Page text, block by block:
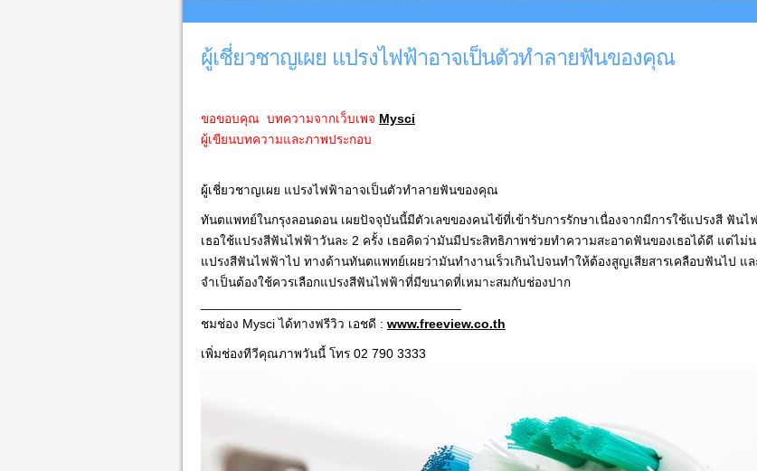
ผู้เชี่ยวชาญเผย แปรงไฟฟ้าอาจเป็นตัวทำลายฟันของคุณ
ขอขอบคุณ บทความจากเว็บเพจ Mysci
ผู้เขียนบทความและภาพประกอบ
ผู้เชี่ยวชาญเผย แปรงไฟฟ้าอาจเป็นตัวทำลายฟันของคุณ
ทันตแพทย์ในกรุงลอนดอน เผยปัจจุบันนี้มีตัวเลขของคนไข้ที่เข้ารับการรักษาเนื่องจากมีการใช้แปรงสี ฟันไ
เธอใช้แปรงสีฟันไฟฟ้าวันละ 2 ครั้ง เธอคิดว่ามันมีประสิทธิภาพช่วยทำความสะอาดฟันของเธอได้ดี แต่ไม่
แปรงสีฟันไฟฟ้าไป ทางด้านทันตแพทย์เผยว่ามันทำงานเร็วเกินไปจนทำให้ต้องสูญเสียสารเคลือบฟันไป แ
จำเป็นต้องใช้ควรเลือกแปรงสีฟันไฟฟ้าที่มีขนาดที่เหมาะสมกับช่องปาก
ชมช่อง Mysci ได้ทางฟรีวิว เอชดี : www.freeview.co.th
เพิ่มช่องทีวีคุณภาพวันนี้ โทร 02 790 3333